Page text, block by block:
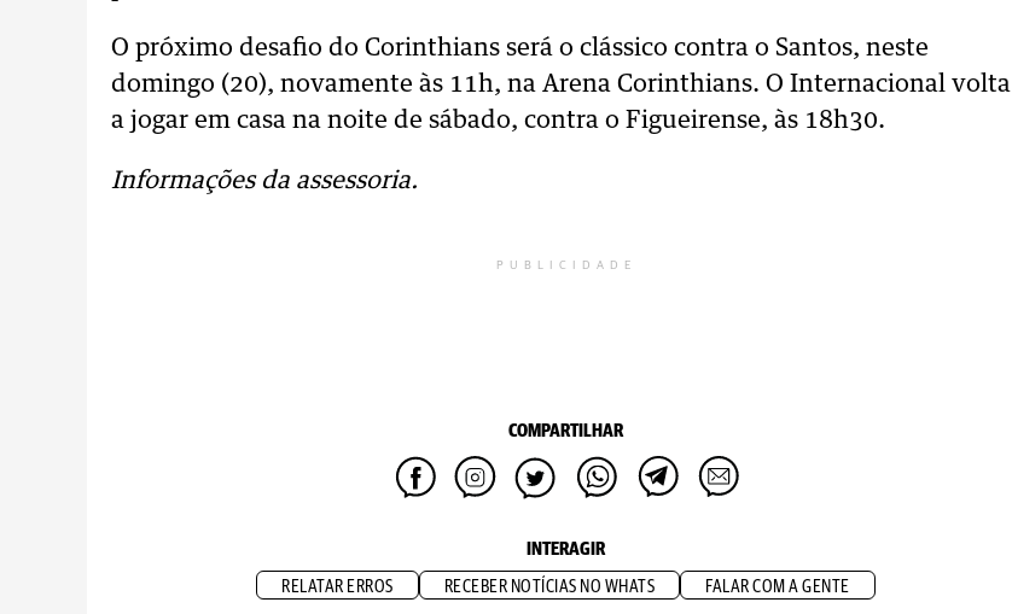
O próximo desafio do Corinthians será o clássico contra o Santos, neste
domingo (20), novamente às 11h, na Arena Corinthians. O Internacional volta
a jogar em casa na noite de sábado, contra o Figueirense, às 18h30.
Informações da assessoria.
PUBLICIDADE
COMPARTILHAR
INTERAGIR
RELATAR ERROS RECEBER NOTÍCIAS NO WHATS FALAR COM A GENTE